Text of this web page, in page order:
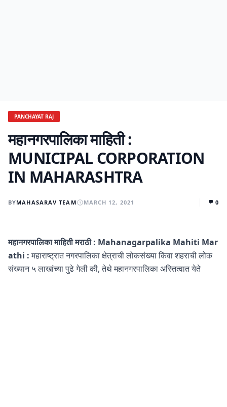
PANCHAYAT RAJ
महानगरपालिका माहिती :
MUNICIPAL CORPORATION
IN MAHARASHTRA
BYMAHASARAV TEAM MARCH 12, 2021 0
महानगरपालिका माहिती मराठी : Mahanagarpalika Mahiti Mar
athi :महाराष्ट्रात नगरपालिका क्षेत्राची लोकसंख्या किंवा शहराची लोक
संख्यान ५ लाखांच्या पुढे गेली की, तेथे महानगरपालिका अस्तित्वात येते